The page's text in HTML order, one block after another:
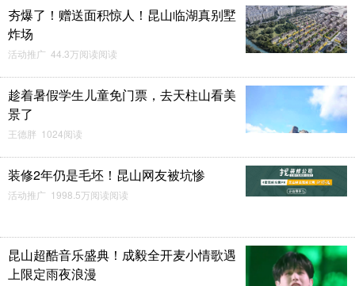
夯爆了！赠送面积惊人！昆山临湖真别墅
炸场
活动推广 44.3万阅读阅读
趁着暑假学生儿童免门票，去天柱山看美
景了
王德胖 1024阅读
装修2年仍是毛坯！昆山网友被坑惨
活动推广 1998.5万阅读阅读
昆山超酷音乐盛典！成毅全开麦小情歌遇
上限定雨夜浪漫